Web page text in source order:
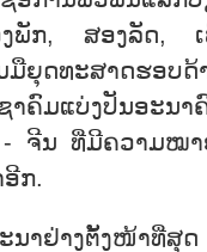
ງພັກ, ສອງລັດ, ເ
ມືຍຸດທະສາດຮອ
າຄົມແບ່ງປັນອະນາ
ຈີນ ທີ່ມີຄວາມໝາ
ກ.
ນາຢ່າງຕັ້ງໜ້າທີ່ສຸ